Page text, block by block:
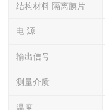
结构材料 隔离膜片
电 源
输出信号
测量介质
温度